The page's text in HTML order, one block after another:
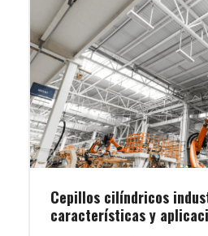
Cepillos cilíndricos
características y